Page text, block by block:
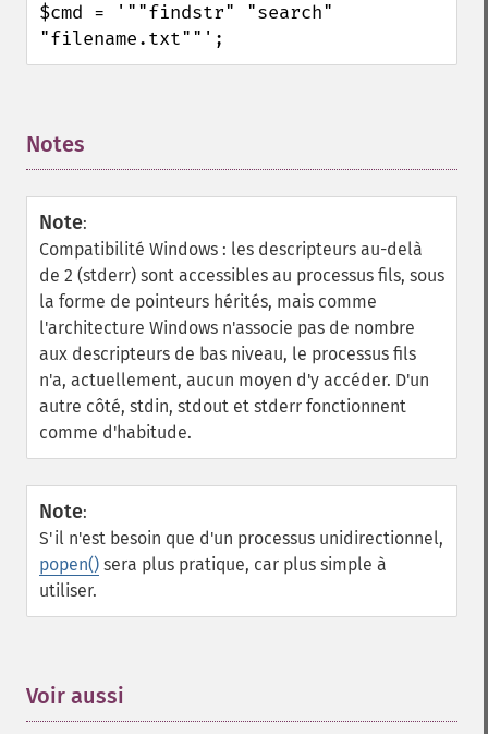
$cmd = '""findstr" "search"
"filename.txt""';
Notes
Note:
Compatibilité Windows : les descripteurs au-delà
de 2 (stderr) sont accessibles au processus fils, sous
la forme de pointeurs hérités, mais comme
l'architecture Windows n'associe pas de nombre
aux descripteurs de bas niveau, le processus fils
n'a, actuellement, aucun moyen d'y accéder. D'un
autre côté, stdin, stdout et stderr fonctionnent
comme d'habitude.
Note:
S'il n'est besoin que d'un processus unidirectionnel,
popen() sera plus pratique, car plus simple à
utiliser.
Voir aussi